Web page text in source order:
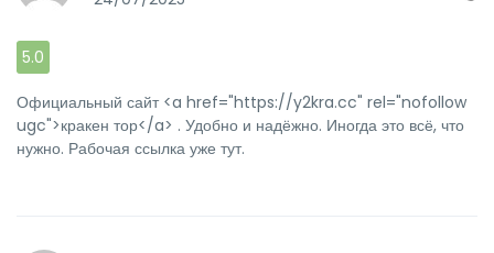
5.0
Официальный сайт <a href="https://y2kra.cc" rel="nofollow
ugc">кракен тор</a> . Удобно и надёжно. Иногда это всё, что
нужно. Рабочая ссылка уже тут.